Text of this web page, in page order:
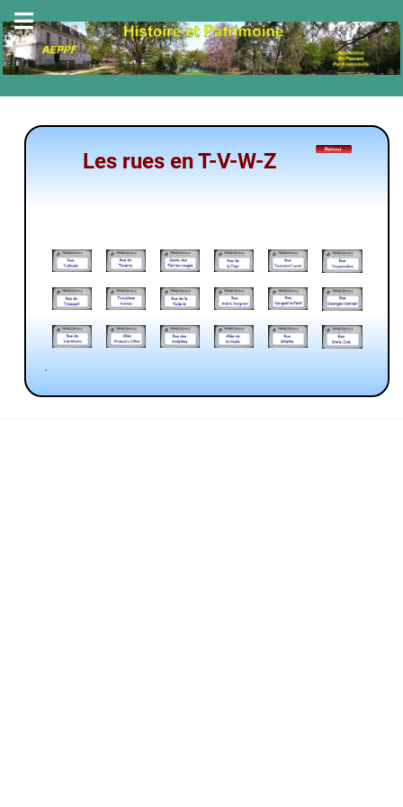
Les rues en T-V-W-Z
.